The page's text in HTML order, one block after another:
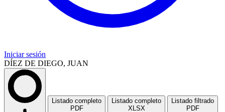
Iniciar sesión
DÍEZ DE DIEGO, JUAN
Listado completo
PDF
Listado completo
XLSX
Listado filtrado
PDF